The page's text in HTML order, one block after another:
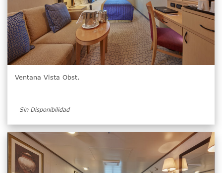
Ventana Vista Obst.
Sin Disponibilidad